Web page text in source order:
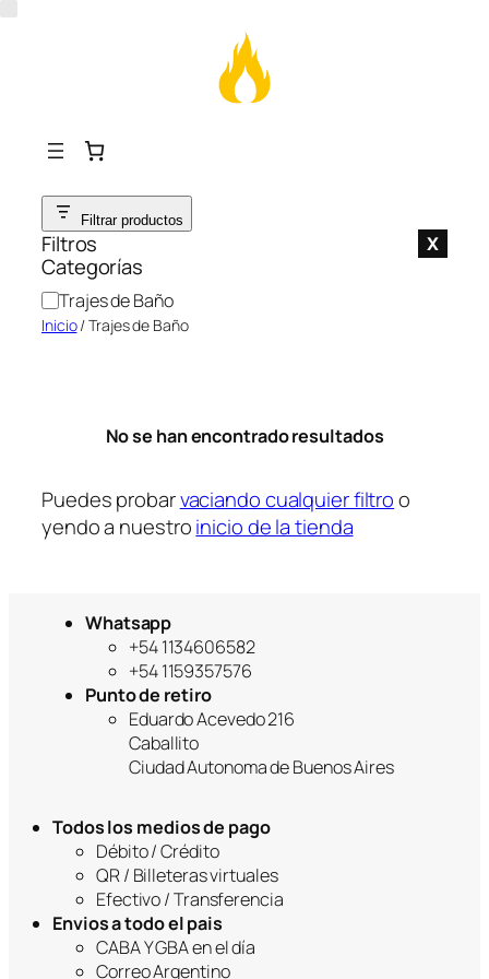
Saltar
contenido
Filtrar productos
Filtros X
Categorías
C
a
a
Trajes de Baño
Inicio/ Trajes de Baño
No se han encontrado resultados
Puedes probarvaciando cualquier filtroo
yendo a nuestroinicio de la tienda
Whatsapp
+54 1134606582
+54 1159357576
Punto de retiro
Eduardo Acevedo 216
Caballito
Ciudad Autonoma de Buenos Aires
Todos los medios de pago
Débito / Crédito
QR / Billeteras virtuales
Efectivo / Transferencia
Envios a todo el pais
CABA Y GBA en el día
Correo Argentino